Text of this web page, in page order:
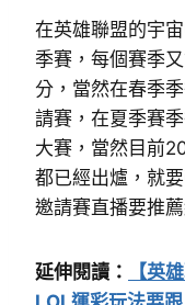
在英雄聯盟的宇
季賽，每個賽季
分，當然在春季
請賽，在夏季賽
大賽，當然目前
都已經出爐，就
邀請賽直播要推
延伸閱讀：
【英